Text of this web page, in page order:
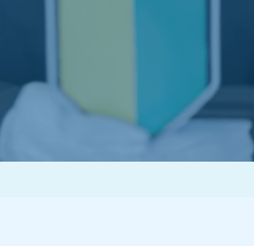
美術品・古美術品買取
ジュエリー・ウォッチ買取